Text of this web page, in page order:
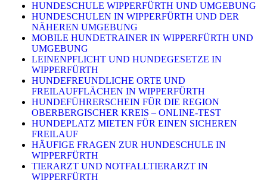
HUNDESCHULE WIPPERFÜRTH UND UMGEBUNG
HUNDESCHULEN IN WIPPERFÜRTH UND DER
NÄHEREN UMGEBUNG
MOBILE HUNDETRAINER IN WIPPERFÜRTH UND
UMGEBUNG
LEINENPFLICHT UND HUNDEGESETZE IN
WIPPERFÜRTH
HUNDEFREUNDLICHE ORTE UND
FREILAUFFLÄCHEN IN WIPPERFÜRTH
HUNDEFÜHRERSCHEIN FÜR DIE REGION
OBERBERGISCHER KREIS – ONLINE-TEST
HUNDEPLATZ MIETEN FÜR EINEN SICHEREN
FREILAUF
HÄUFIGE FRAGEN ZUR HUNDESCHULE IN
WIPPERFÜRTH
TIERARZT UND NOTFALLTIERARZT IN
WIPPERFÜRTH